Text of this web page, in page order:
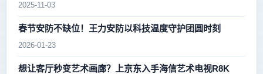
2025-11-03
春节安防不缺位！王力安防以科技温度守护团圆时刻
2026-01-23
想让客厅秒变艺术画廊？上京东入手海信艺术电视R8K